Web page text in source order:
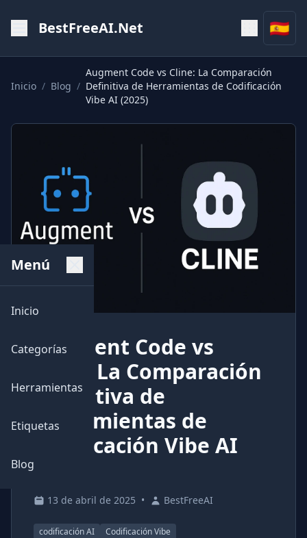
BestFreeAI.Net 🇪🇸
Menú
Inicio
Categorías
Herramientas
Etiquetas
Blog
Inicio / Blog /
Augment Code vs Cline: La Comparación
Definitiva de Herramientas de Codificación
Vibe AI (2025)
Augment Code vs
Cline: La Comparación
Definitiva de
Herramientas de
Codificación Vibe AI
13 de abril de 2025 • BestFreeAI
codificación AI
Codificación Vibe